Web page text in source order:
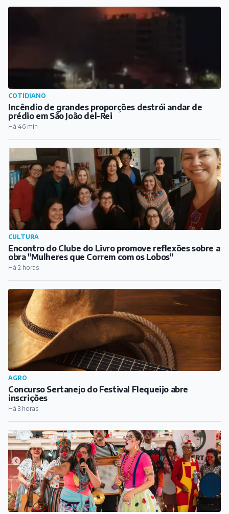
COTIDIANO
Incêndio de grandes proporções destrói andar de
prédio em São João del-Rei
Há 46 min
CULTURA
Encontro do Clube do Livro promove reflexões sobre a
obra "Mulheres que Correm com os Lobos"
Há 2 horas
AGRO
Concurso Sertanejo do Festival Flequeijo abre
inscrições
Há 3 horas